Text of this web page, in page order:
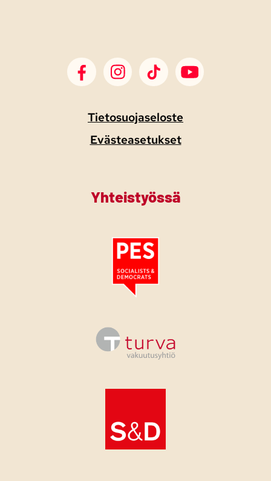
SDP Facebook
SDP Instagram
SDP TikTokSDP Youtube
Tietosuojaseloste
Evästeasetukset
Yhteistyössä
Tutustu PES:n periaatejulistukseen